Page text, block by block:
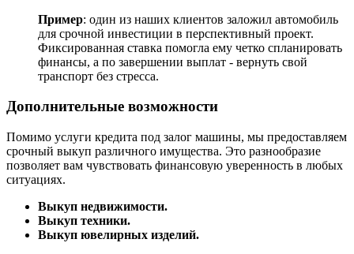
Пример: один из наших клиентов заложил автомобиль
для срочной инвестиции в перспективный проект.
Фиксированная ставка помогла ему четко спланировать
финансы, а по завершении выплат - вернуть свой
транспорт без стресса.
Дополнительные возможности
Помимо услуги кредита под залог машины, мы предоставляем
срочный выкуп различного имущества. Это разнообразие
позволяет вам чувствовать финансовую уверенность в любых
ситуациях.
Выкуп недвижимости.
Выкуп техники.
Выкуп ювелирных изделий.